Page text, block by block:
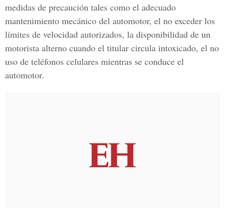
medidas de precaución tales como el adecuado
mantenimiento mecánico del automotor, el no exceder los
límites de velocidad autorizados, la disponibilidad de un
motorista alterno cuando el titular circula intoxicado, el no
uso de teléfonos celulares mientras se conduce el
automotor.